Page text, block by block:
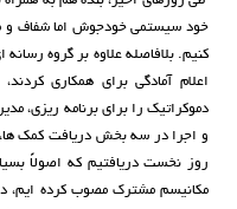
خود سیستمی خودجوش اما شفاف و
اعلام آمادگی برای همکاری
دموکراتیک را برای برنامه ریزی،
و اجرا در سه بخش دریافت کمک
روز نخست دریافتیم که اصولاً